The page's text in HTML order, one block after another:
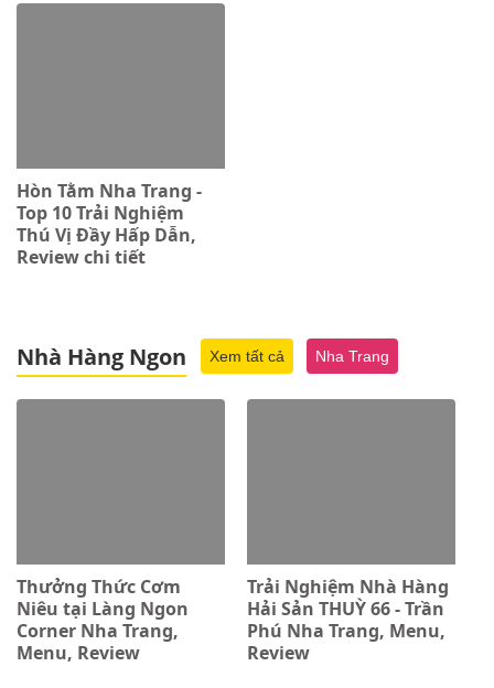
Hòn Tằm Nha Trang -
Top 10 Trải Nghiệm
Thú Vị Đầy Hấp Dẫn,
Review chi tiết
Nhà Hàng Ngon Xem tất cả Nha Trang
Thưởng Thức Cơm
Niêu tại Làng Ngon
Corner Nha Trang,
Menu, Review
Trải Nghiệm Nhà Hàng
Hải Sản THUỲ 66 - Trần
Phú Nha Trang, Menu,
Review